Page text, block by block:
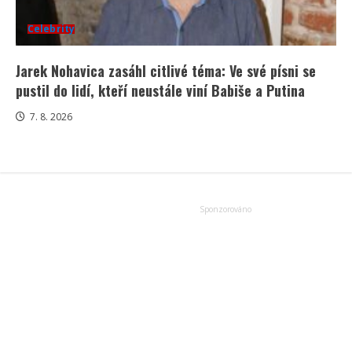
Celebrity
Jarek Nohavica zasáhl citlivé téma: Ve své písni se
pustil do lidí, kteří neustále viní Babiše a Putina
7. 8. 2026